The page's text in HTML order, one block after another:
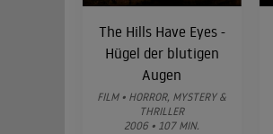
The Hills Have Eyes -
Hügel der blutigen
Augen
FILM • HORROR, MYSTERY &
THRILLER
2006 • 107 MIN.